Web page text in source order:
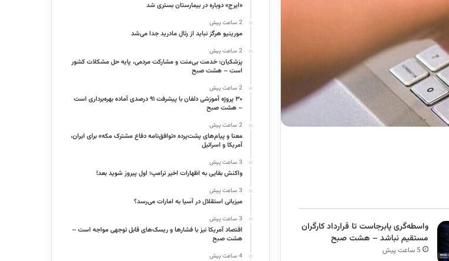
واسطه‌گری پابرجاست تا قرارداد کارگران
مستقیم نباشد – هشت صبح
5 ساعت پیش
«ایرج» دوباره در بیمارستان بستری شد
2 ساعت پیش
مورینیو هرگز نباید از رئال مادرید جدا می‌شد
2 ساعت پیش
پزشکیان: خدمت بی‌منت و مشارکت مردمی، پایه حل مشکلات کشور
است – هشت صبح
2 ساعت پیش
۳۰ پروژه آموزشی دلفان با پیشرفت ۹۱ درصدی آماده بهره‌برداری است
– هشت صبح
2 ساعت پیش
معنا و پیام‌های پشت‌پرده «توافق‌نامه دفاع مشترک مکه» برای ایران،
آمریکا و اسرائیل
3 ساعت پیش
واکنش بقایی به اظهارات اخیر ترامپ؛ اول پیروز شوید بعد!
3 ساعت پیش
میزبانی استقلال در آسیا به امارات می‌رسد؟
3 ساعت پیش
اقتصاد آمریکا نیز با فشارها و ریسک‌های قابل توجهی مواجه است –
هشت صبح
4 ساعت پیش